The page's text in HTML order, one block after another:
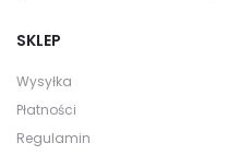
SKLEP
Wysyłka
Płatności
Regulamin